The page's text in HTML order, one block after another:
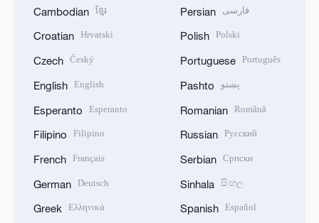
Cambodian ខ្មែរ
Croatian Hrvatski
Czech Český
English English
Esperanto Esperanto
Filipino Filipino
French Français
German Deutsch
Greek Ελληνικά
Persian فارسی
Polish Polski
Portuguese Português
Pashto پښتو
Romanian Română
Russian Русский
Serbian Српски
Sinhala සිංහල
Spanish Español